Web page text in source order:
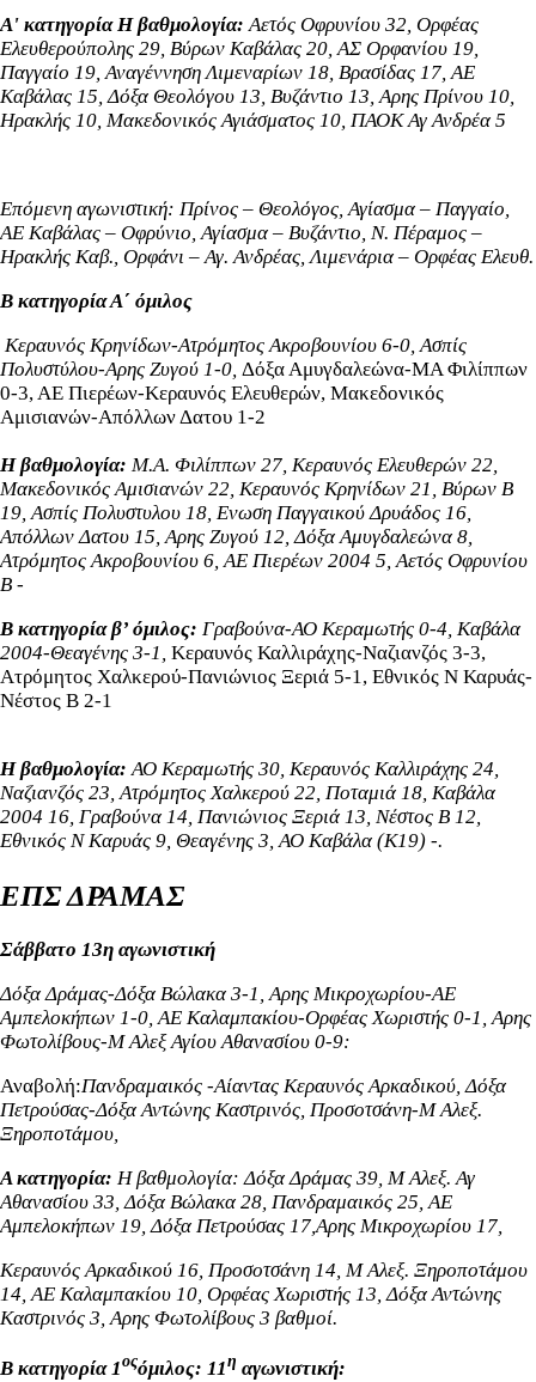
Α' κατηγορία H βαθμολογία: Αετός Οφρυνίου 32, Ορφέας
Ελευθερούπολης 29, Βύρων Καβάλας 20, ΑΣ Ορφανίου 19,
Παγγαίο 19, Αναγέννηση Λιμεναρίων 18, Βρασίδας 17, ΑΕ
Καβάλας 15, Δόξα Θεολόγου 13, Βυζάντιο 13, Αρης Πρίνου 10,
Ηρακλής 10, Mακεδονικός Αγιάσματος 10, ΠΑΟΚ Αγ Ανδρέα 5
Επόμενη αγωνιστική: Πρίνος – Θεολόγος, Αγίασμα – Παγγαίο,
ΑΕ Καβάλας – Οφρύνιο, Αγίασμα – Βυζάντιο, Ν. Πέραμος –
Ηρακλής Καβ., Ορφάνι – Αγ. Ανδρέας, Λιμενάρια – Ορφέας Ελευθ.
Β κατηγορία Α΄ όμιλος
Κεραυνός Κρηνίδων-Ατρόμητος Ακροβουνίου 6-0,Ασπίς
Πολυστύλου-Αρης Ζυγού 1-0, Δόξα Αμυγδαλεώνα-ΜΑ Φιλίππων
0-3, ΑΕ Πιερέων-Κεραυνός Ελευθερών, Μακεδονικός
Αμισιανών-Απόλλων Δατου 1-2
Η βαθμολογία: Μ.Α. Φιλίππων 27, Κεραυνός Ελευθερών 22,
Μακεδονικός Αμισιανών 22, Κεραυνός Κρηνίδων 21, Βύρων Β
19, Ασπίς Πολυστυλου 18, Ενωση Παγγαικού Δρυάδος 16,
Απόλλων Δατου 15, Αρης Ζυγού 12, Δόξα Αμυγδαλεώνα 8,
Ατρόμητος Ακροβουνίου 6, ΑΕ Πιερέων 2004 5, Αετός Οφρυνίου
Β -
Β κατηγορία β’ όμιλος: Γραβούνα-ΑΟ Κεραμωτής 0-4, Καβάλα
2004-Θεαγένης 3-1, Κεραυνός Καλλιράχης-Ναζιανζός 3-3,
Ατρόμητος Χαλκερού-Πανιώνιος Ξεριά 5-1, Εθνικός Ν Καρυάς-
Νέστος Β 2-1
Η βαθμολογία: ΑΟ Κεραμωτής 30, Κεραυνός Καλλιράχης 24,
Ναζιανζός 23, Ατρόμητος Χαλκερού 22, Ποταμιά 18, Καβάλα
2004 16, Γραβούνα 14, Πανιώνιος Ξεριά 13, Νέστος Β 12,
Εθνικός Ν Καρυάς 9, Θεαγένης 3, ΑΟ Καβάλα (Κ19) -.
ΕΠΣ ΔΡΑΜΑΣ
Σάββατο 13η αγωνιστική
Δόξα Δράμας-Δόξα Βώλακα 3-1, Αρης Μικροχωρίου-ΑΕ
Αμπελοκήπων 1-0,ΑΕ Καλαμπακίου-Ορφέας Χωριστής 0-1,Αρης
Φωτολίβους-Μ Αλεξ Αγίου Αθανασίου 0-9:
Αναβολή:Πανδραμαικός -Αίαντας Κεραυνός Αρκαδικού, Δόξα
Πετρούσας-Δόξα Αντώνης Καστρινός, Προσοτσάνη-Μ Αλεξ.
Ξηροποτάμου,
Α κατηγορία: Η βαθμολογία: Δόξα Δράμας 39, Μ Αλεξ. Αγ
Αθανασίου 33, Δόξα Βώλακα 28, Πανδραμαικός 25, ΑΕ
Αμπελοκήπων 19, Δόξα Πετρούσας 17,Αρης Μικροχωρίου 17,
Κεραυνός Αρκαδικού 16, Προσοτσάνη 14, Μ Αλεξ. Ξηροποτάμου
14, ΑΕ Καλαμπακίου 10, Ορφέας Χωριστής 13, Δόξα Αντώνης
Καστρινός 3, Αρης Φωτολίβους 3 βαθμοί.
Β κατηγορία 1οςόμιλος: 11η αγωνιστική: